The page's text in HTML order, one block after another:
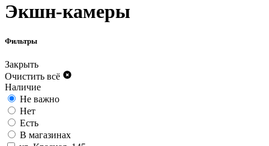
Экшн-камеры
Фильтры
Закрыть
Очистить всё
Наличие
Не важно
Нет
Есть
В магазинах